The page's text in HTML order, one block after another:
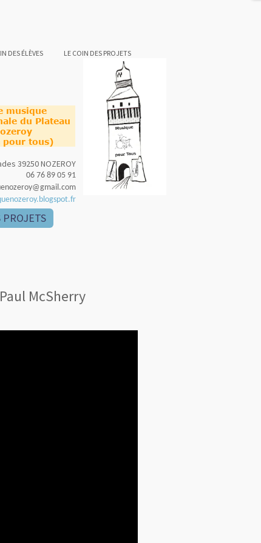
DES ÉLÈVES LE COIN DES PROJETS
musique
du Plateau
pour tous)
39250 NOZEROY
06 76 89 05 91
PROJETS
McSherry